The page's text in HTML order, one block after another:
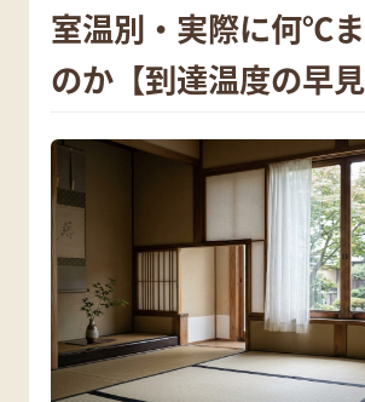
室温別・実際に何℃
のか【到達温度の早見